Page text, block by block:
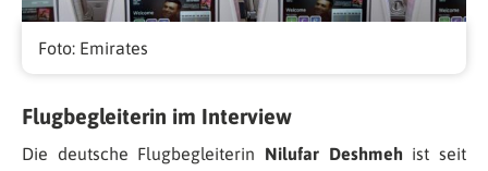
Foto: Emirates
Flugbegleiterin im Interview
Die deutsche Flugbegleiterin Nilufar Deshmeh ist seit